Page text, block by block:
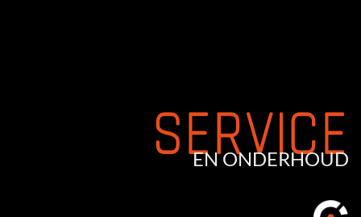
SERVICE
EN ONDERHOUD